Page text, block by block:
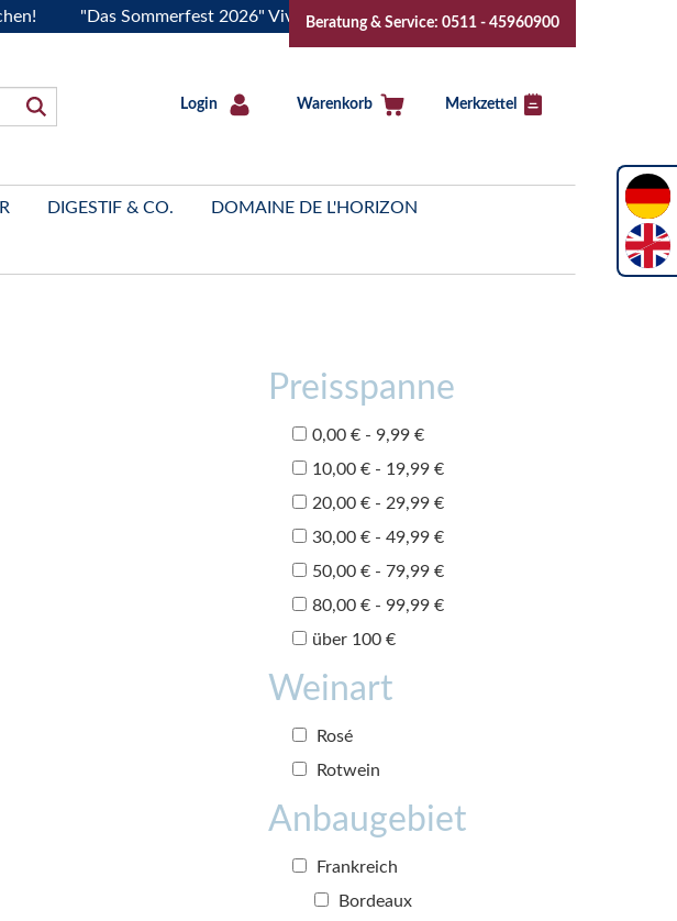
"Das Sommerfest 2026" Vive la Bourgogne..Tickets jetzt buchen!
Beratung & Service: 0511 - 45960900
Login Warenkorb Merkzettel
DIGESTIF & CO. DOMAINE DE L'HORIZON
Preisspanne
0,00 € - 9,99 €
10,00 € - 19,99 €
20,00 € - 29,99 €
30,00 € - 49,99 €
50,00 € - 79,99 €
80,00 € - 99,99 €
über 100 €
Weinart
Rosé
Rotwein
Anbaugebiet
Frankreich
Bordeaux